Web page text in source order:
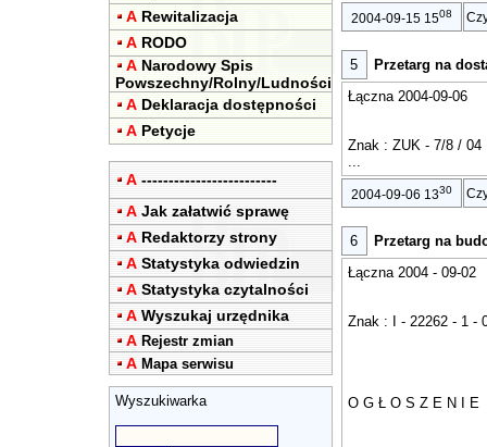
A Rewitalizacja
A RODO
A Narodowy Spis
Powszechny/Rolny/Ludności
A Deklaracja dostępności
A Petycje
A -------------------------
A Jak załatwić sprawę
A Redaktorzy strony
A Statystyka odwiedzin
A Statystyka czytalności
A Wyszukaj urzędnika
A Rejestr zmian
A Mapa serwisu
Wyszukiwarka
2004-09-15 1508
5
Przetarg na
Łączna 2004-09-06
Znak : ZUK - 7/8 / 04
...
2004-09-06 1330
6
Przetarg na
Łączna 2004 - 09-02
Znak : I - 22262 - 1 -
O G Ł O S Z E N I E